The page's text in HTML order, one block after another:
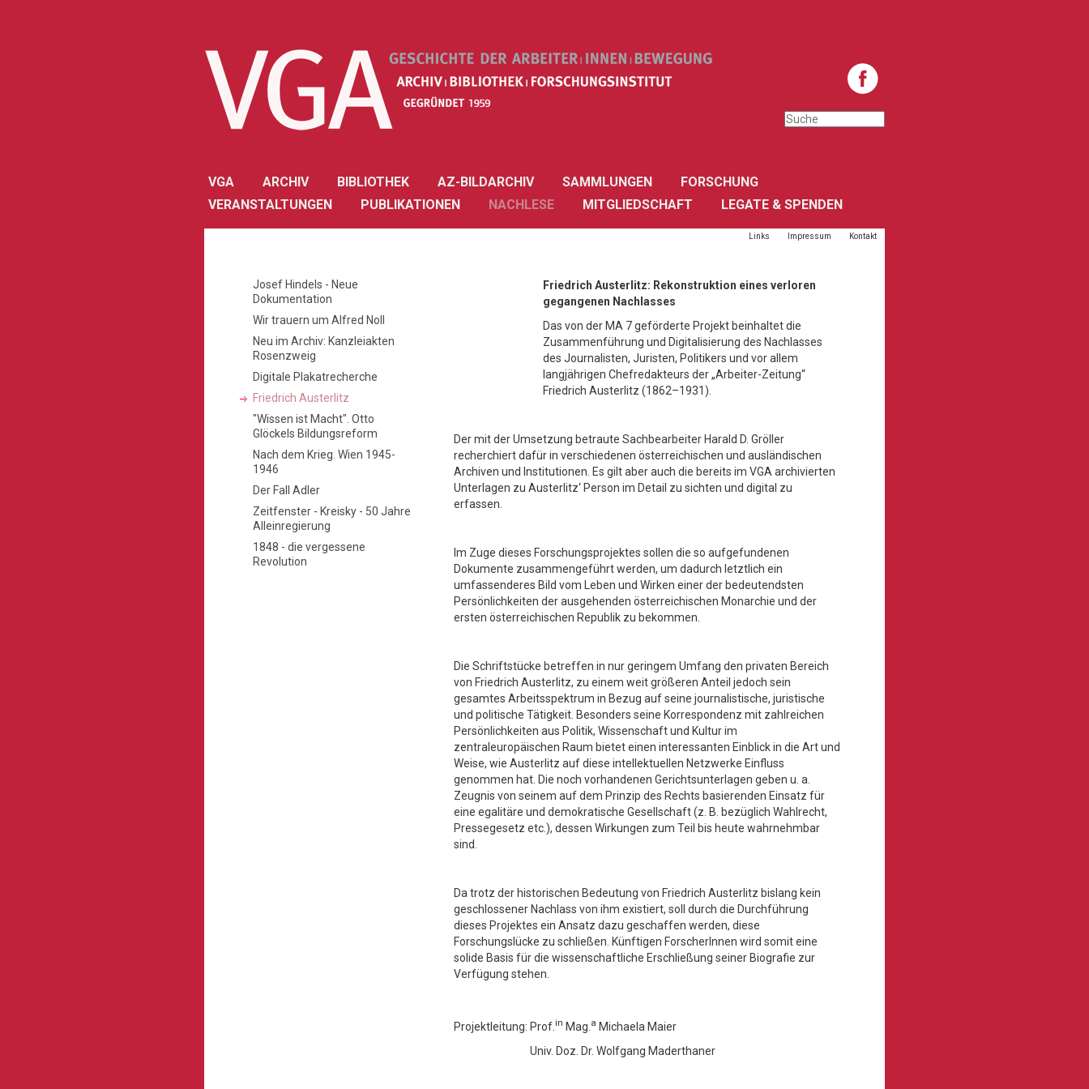
VGA ARCHIV BIBLIOTHEK AZ-BILDARCHIV SAMMLUNGEN
FORSCHUNG
VERANSTALTUNGEN
PUBLIKATIONEN NACHLESE MITGLIEDSCHAFT LEGATE & SPENDEN
Josef Hindels - Neue
Dokumentation
Wir trauern um Alfred Noll
Neu im Archiv: Kanzleiakten
Rosenzweig
Digitale Plakatrecherche
Friedrich Austerlitz
"Wissen ist Macht". Otto
Glöckels Bildungsreform
Nach dem Krieg. Wien 1945-
1946
Der Fall Adler
Zeitfenster - Kreisky - 50 Jahre
Alleinregierung
1848 - die vergessene
Revolution
Links Impressum Kontakt
Friedrich Austerlitz: Rekonstruktion eines verloren
gegangenen Nachlasses
Das von der MA 7 geförderte Projekt beinhaltet die
Zusammenführung und Digitalisierung des Nachlasses
des Journalisten, Juristen, Politikers und vor allem
langjährigen Chefredakteurs der „Arbeiter-Zeitung“
Friedrich Austerlitz (1862–1931).
Der mit der Umsetzung betraute Sachbearbeiter Harald D. Gröller
recherchiert dafür in verschiedenen österreichischen und ausländischen
Archiven und Institutionen. Es gilt aber auch die bereits im VGA archivierten
Unterlagen zu Austerlitz‘ Person im Detail zu sichten und digital zu
erfassen.
Im Zuge dieses Forschungsprojektes sollen die so aufgefundenen
Dokumente zusammengeführt werden, um dadurch letztlich ein
umfassenderes Bild vom Leben und Wirken einer der bedeutendsten
Persönlichkeiten der ausgehenden österreichischen Monarchie und der
ersten österreichischen Republik zu bekommen.
Die Schriftstücke betreffen in nur geringem Umfang den privaten Bereich
von Friedrich Austerlitz, zu einem weit größeren Anteil jedoch sein
gesamtes Arbeitsspektrum in Bezug auf seine journalistische, juristische
und politische Tätigkeit. Besonders seine Korrespondenz mit zahlreichen
Persönlichkeiten aus Politik, Wissenschaft und Kultur im
zentraleuropäischen Raum bietet einen interessanten Einblick in die Art und
Weise, wie Austerlitz auf diese intellektuellen Netzwerke Einfluss
genommen hat. Die noch vorhandenen Gerichtsunterlagen geben u. a.
Zeugnis von seinem auf dem Prinzip des Rechts basierenden Einsatz für
eine egalitäre und demokratische Gesellschaft (z. B. bezüglich Wahlrecht,
Pressegesetz etc.), dessen Wirkungen zum Teil bis heute wahrnehmbar
sind.
Da trotz der historischen Bedeutung von Friedrich Austerlitz bislang kein
geschlossener Nachlass von ihm existiert, soll durch die Durchführung
dieses Projektes ein Ansatz dazu geschaffen werden, diese
Forschungslücke zu schließen. Künftigen ForscherInnen wird somit eine
solide Basis für die wissenschaftliche Erschließung seiner Biografie zur
Verfügung stehen.
Projektleitung: Prof. in Mag. a Michaela Maier
Univ. Doz. Dr. Wolfgang Maderthaner